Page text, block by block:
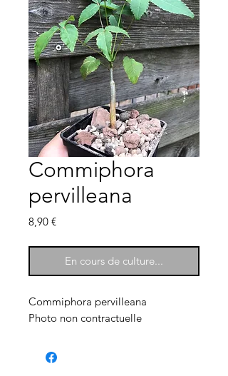
Commiphora
pervilleana
8,90 €Prix
En cours de culture...
Commiphora pervilleana
Photo non contractuelle